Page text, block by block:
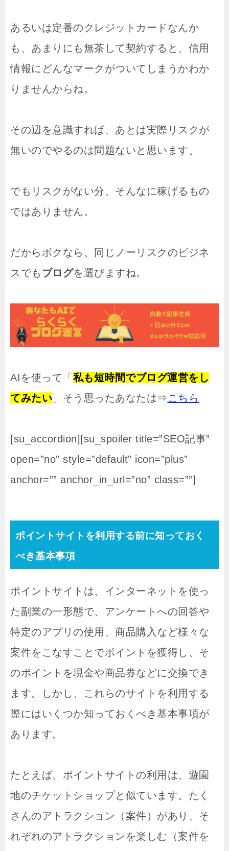
あるいは定番のクレジットカードなんか
も、あまりにも無茶して契約すると、信用
情報にどんなマークがついてしまうかわか
りませんからね。
その辺を意識すれば、あとは実際リスクが
無いのでやるのは問題ないと思います。
でもリスクがない分、そんなに稼げるもの
ではありません。
だからボクなら、同じノーリスクのビジネ
スでも ブログを選びますね。
AIを使って「 私も短時間でブログ運営をし
てみたい 」そう思ったあなたは⇒ こちら
[su_accordion][su_spoiler title=”SEO記事”
open=”no” style=”default” icon=”plus”
anchor=”” anchor_in_url=”no” class=””]
ポイントサイトを利用する前に知っておく
べき基本事項
ポイントサイトは、インターネットを使っ
た副業の一形態で、アンケートへの回答や
特定のアプリの使用、商品購入など様々な
案件をこなすことでポイントを獲得し、そ
のポイントを現金や商品券などに交換でき
ます。しかし、これらのサイトを利用する
際にはいくつか知っておくべき基本事項が
あります。
たとえば、ポイントサイトの利用は、遊園
地のチケットショップと似ています。たく
さんのアトラクション（案件）があり、そ
れぞれのアトラクションを楽しむ（案件を